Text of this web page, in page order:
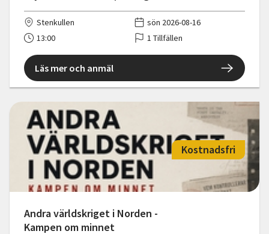
Stenkullen
sön 2026-08-16
13:00
1 Tillfällen
Läs mer och anmäl
Andra världskriget i Norden -
Kampen om minnet
Kostnadsfri